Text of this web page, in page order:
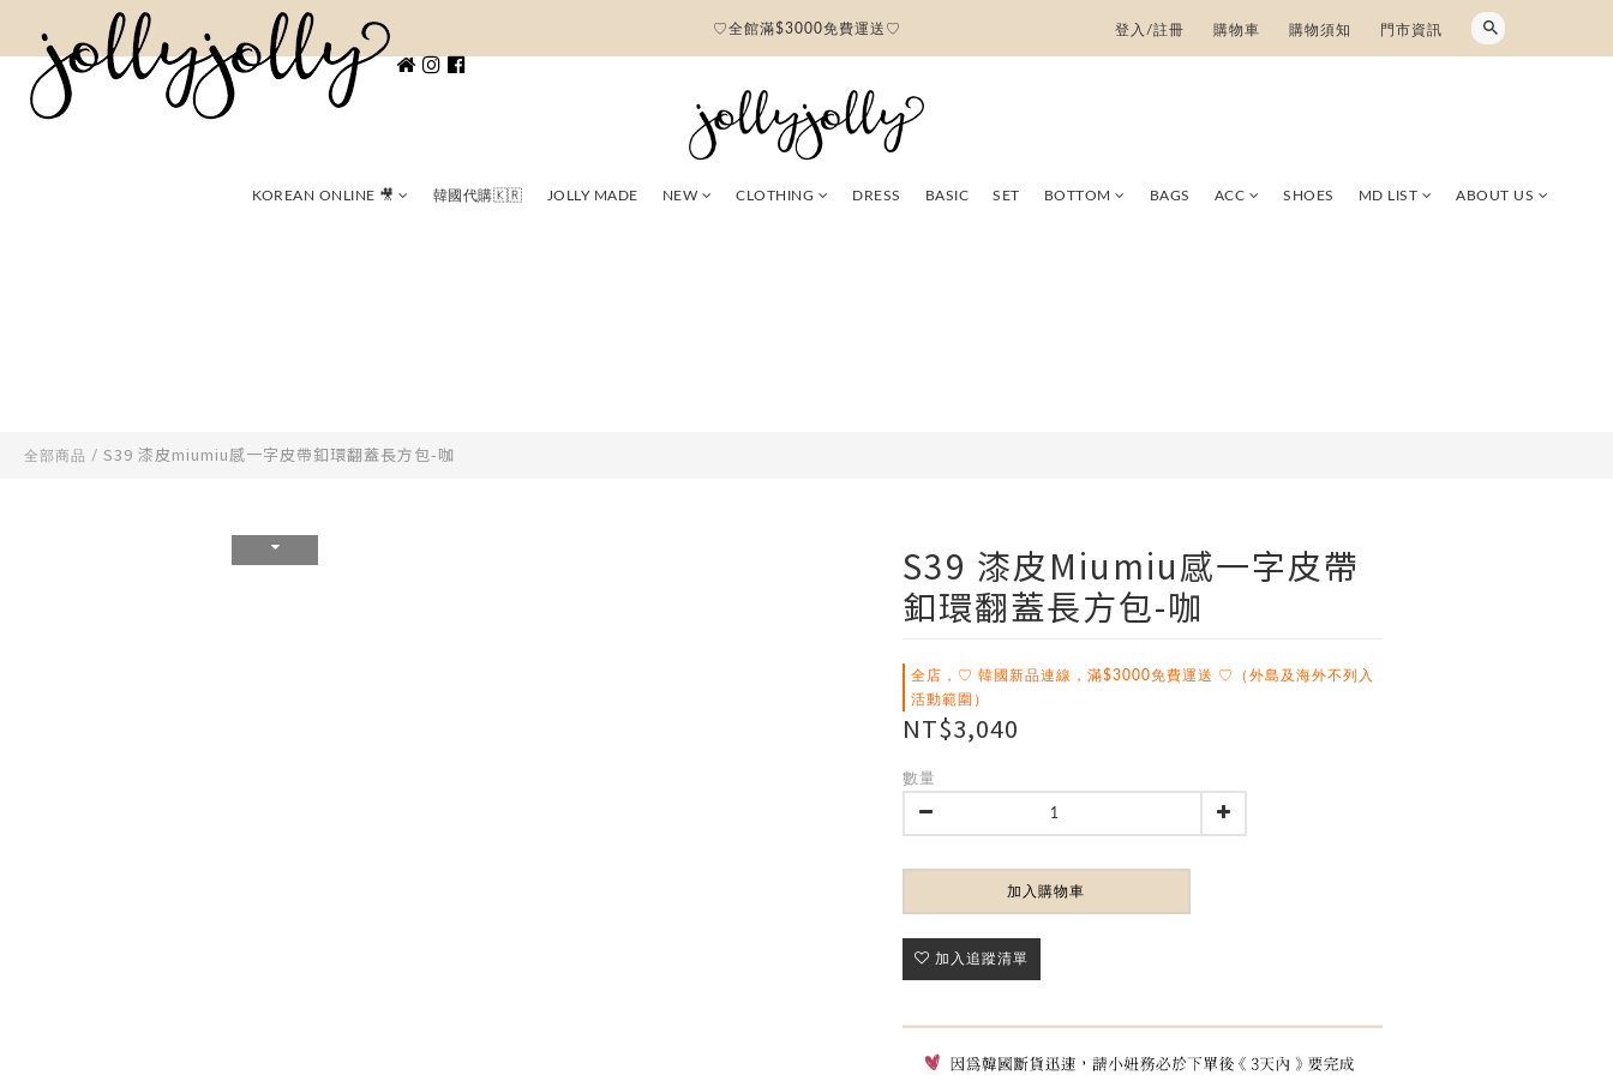
♡全館滿$3000免費運送♡ 登入/註冊 購物車 購物須知 門市資訊
KOREAN ONLINE 🎥 韓國代購🇰🇷 JOLLY MADE NEW CLOTHING DRESS BASIC SET BOTTOM BAGS ACC SHOES MD LIST ABOUT US
全部商品 / S39 漆皮miumiu感一字皮帶釦環翻蓋長方包-咖
S39 漆皮miumiu感一字皮帶
釦環翻蓋長方包-咖
全店，♡ 韓國新品連線，滿$3000免費運送 ♡（外島及海外不列入
活動範圍）
NT$3,040
數量
加入購物車
加入追蹤清單